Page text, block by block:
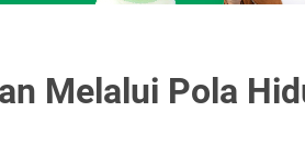
Melalui Pola